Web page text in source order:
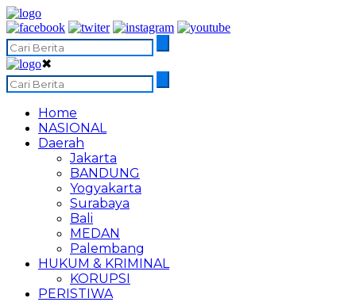
✖
Home
NASIONAL
Daerah
Jakarta
BANDUNG
Yogyakarta
Surabaya
Bali
MEDAN
Palembang
HUKUM & KRIMINAL
KORUPSI
PERISTIWA